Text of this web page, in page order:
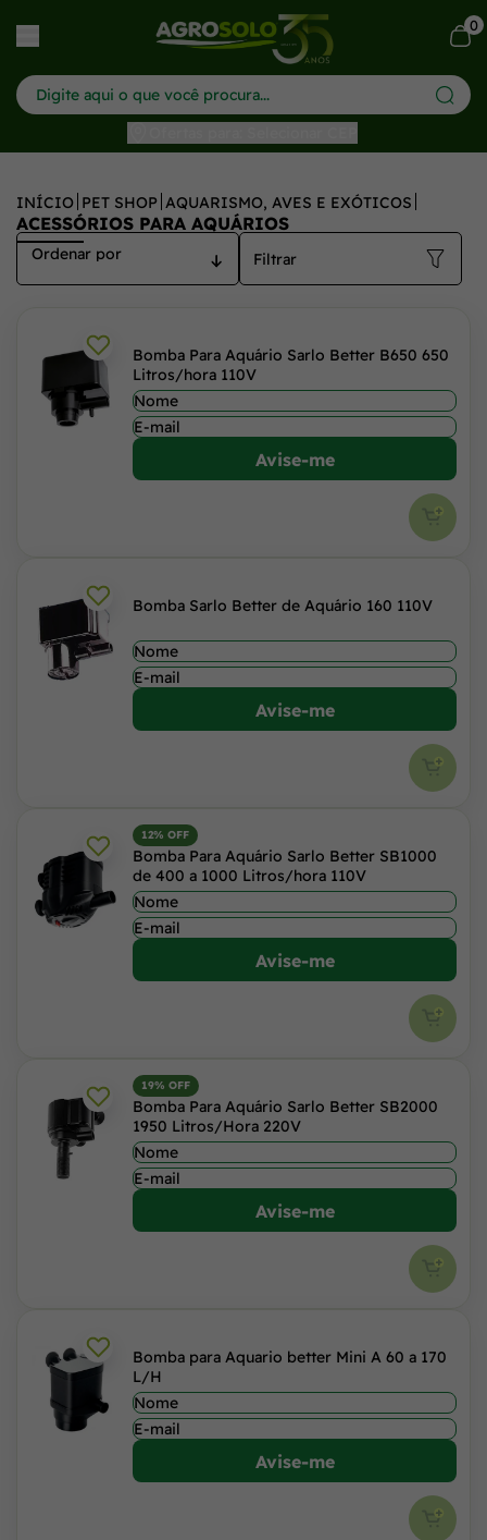
0
INÍCIO PET SHOP AQUARISMO, AVES E EXÓTICOS
ACESSÓRIOS PARA AQUÁRIOS
Filtrar
Bomba Para Aquário Sarlo Better B650 650
Litros/hora 110V
Avise-me
Bomba Sarlo Better de Aquário 160 110V
Avise-me
12% OFF
Bomba Para Aquário Sarlo Better SB1000
de 400 a 1000 Litros/hora 110V
Avise-me
19% OFF
Bomba Para Aquário Sarlo Better SB2000
1950 Litros/Hora 220V
Avise-me
Bomba para Aquario better Mini A 60 a 170
L/H
Avise-me